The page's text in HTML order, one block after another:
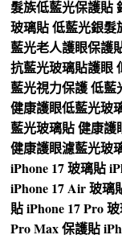
髮族低藍光保護貼
玻璃貼低藍光銀髮
藍光老人護眼保護
抗藍光玻璃貼護眼
藍光視力保護低藍
健康護眼低藍光玻
藍光玻璃貼健康護
健康護眼濾藍光玻
iPhone 17 玻璃貼
iPhone 17 Air 玻璃
貼iPhone 17 Pro
Pro Max 保護貼